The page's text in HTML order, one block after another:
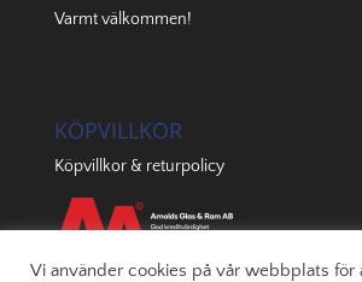
Varmt välkommen!
KÖPVILLKOR
Köpvillkor & returpolicy
Vi använder cookies på vår webbplats för